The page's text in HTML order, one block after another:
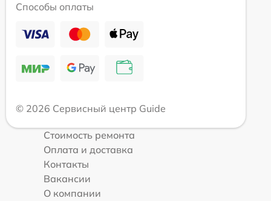
Способы оплаты
© 2026 Сервисный центр Guide
Стоимость ремонта
Оплата и доставка
Контакты
Вакансии
О компании